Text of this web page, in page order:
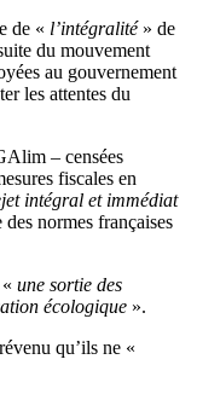
de « l’intégralité» de
du mouvement
au gouvernement
les attentes du
– censées
fiscales en
intégral et immédiat
des normes françaises
une sortie des
écologique ».
qu’ils ne «